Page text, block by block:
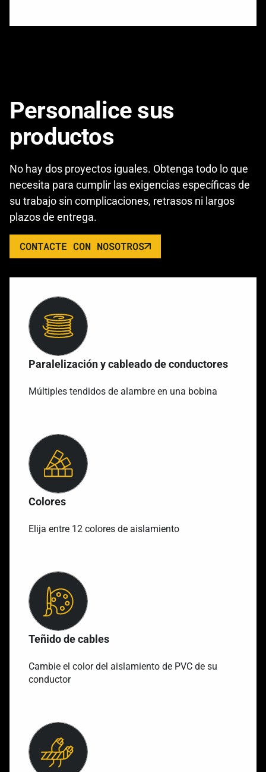
Personalice sus
productos
No hay dos proyectos iguales. Obtenga todo lo que
necesita para cumplir las exigencias específicas de
su trabajo sin complicaciones, retrasos ni largos
plazos de entrega.
CONTACTE CON NOSOTROS
Paralelización y cableado de conductores
Múltiples tendidos de alambre en una bobina
Colores
Elija entre 12 colores de aislamiento
Teñido de cables
Cambie el color del aislamiento de PVC de su
conductor